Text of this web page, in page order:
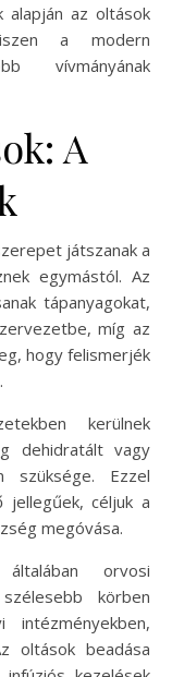
alapján az oltások
a modern
vívmányának
A
játszanak a
egymástól. Az
tápanyagokat,
míg az
hogy felismerjék
kerülnek
dehidratált vagy
szüksége. Ezzel
jellegűek, céljuk a
megóvása.
orvosi
körben
intézményekben,
oltások beadása